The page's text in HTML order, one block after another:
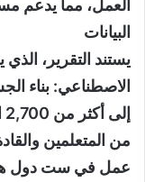
العمل، مما يدعم
البيانات
يستند التقرير،
الاصطناعي: بناء
من المتعلمين
عمل في ست دول هي: